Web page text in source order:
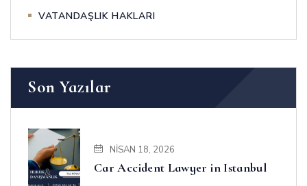
VATANDAŞLIK HAKLARI
Son Yazılar
NISAN 18, 2026
Car Accident Lawyer in Istanbul